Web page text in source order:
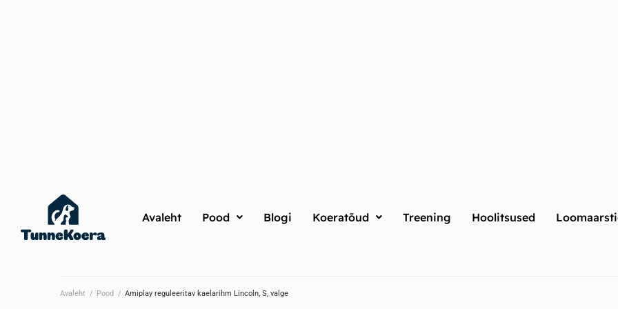
Avaleht Pood Blogi Koeratõud Treening Hoolitsused
Avaleht / Pood / Amiplay reguleeritav kaelarihm Lincoln, S, valge